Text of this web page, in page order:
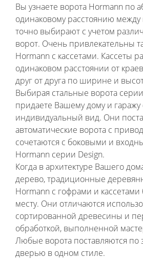
Вы узнаете ворота Hormann по
одинаковому расстоянию между
точно выбирают с учетом
ворот. Очень привлекательны
Hormann с кассетами. Кассеты
одинаковом расстоянии от
друг от друга по ширине и
Выбирая стальные ворота
придаете Вашему дому и
индивидуальный вид. Они
автоматические ворота с
сочетаются с боковыми и
Hormann серии Design.
Когда в архитектуре Вашего
дерево, традиционные
Hormann с гофрами и кассетами
месту. Они отличаются
сортированной древесины и
обработкой, выполненной
Любые ворота поставляются по
дверью в одном стиле.